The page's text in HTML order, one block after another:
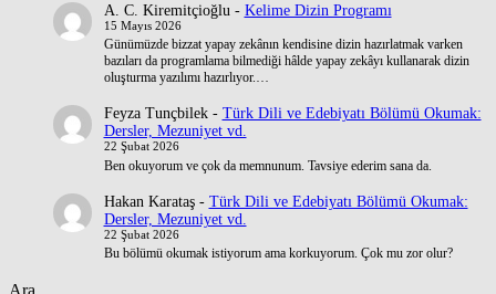
A. C. Kiremitçioğlu - Kelime Dizin Programı
15 Mayıs 2026
Günümüzde bizzat yapay zekânın kendisine dizin hazırlatmak varken
bazıları da programlama bilmediği hâlde yapay zekâyı kullanarak dizin
oluşturma yazılımı hazırlıyor.…
Feyza Tunçbilek- Türk Dili ve Edebiyatı Bölümü Okumak:
Dersler, Mezuniyet vd.
22 Şubat 2026
Ben okuyorum ve çok da memnunum. Tavsiye ederim sana da.
Hakan Karataş- Türk Dili ve Edebiyatı Bölümü Okumak:
Dersler, Mezuniyet vd.
22 Şubat 2026
Bu bölümü okumak istiyorum ama korkuyorum. Çok mu zor olur?